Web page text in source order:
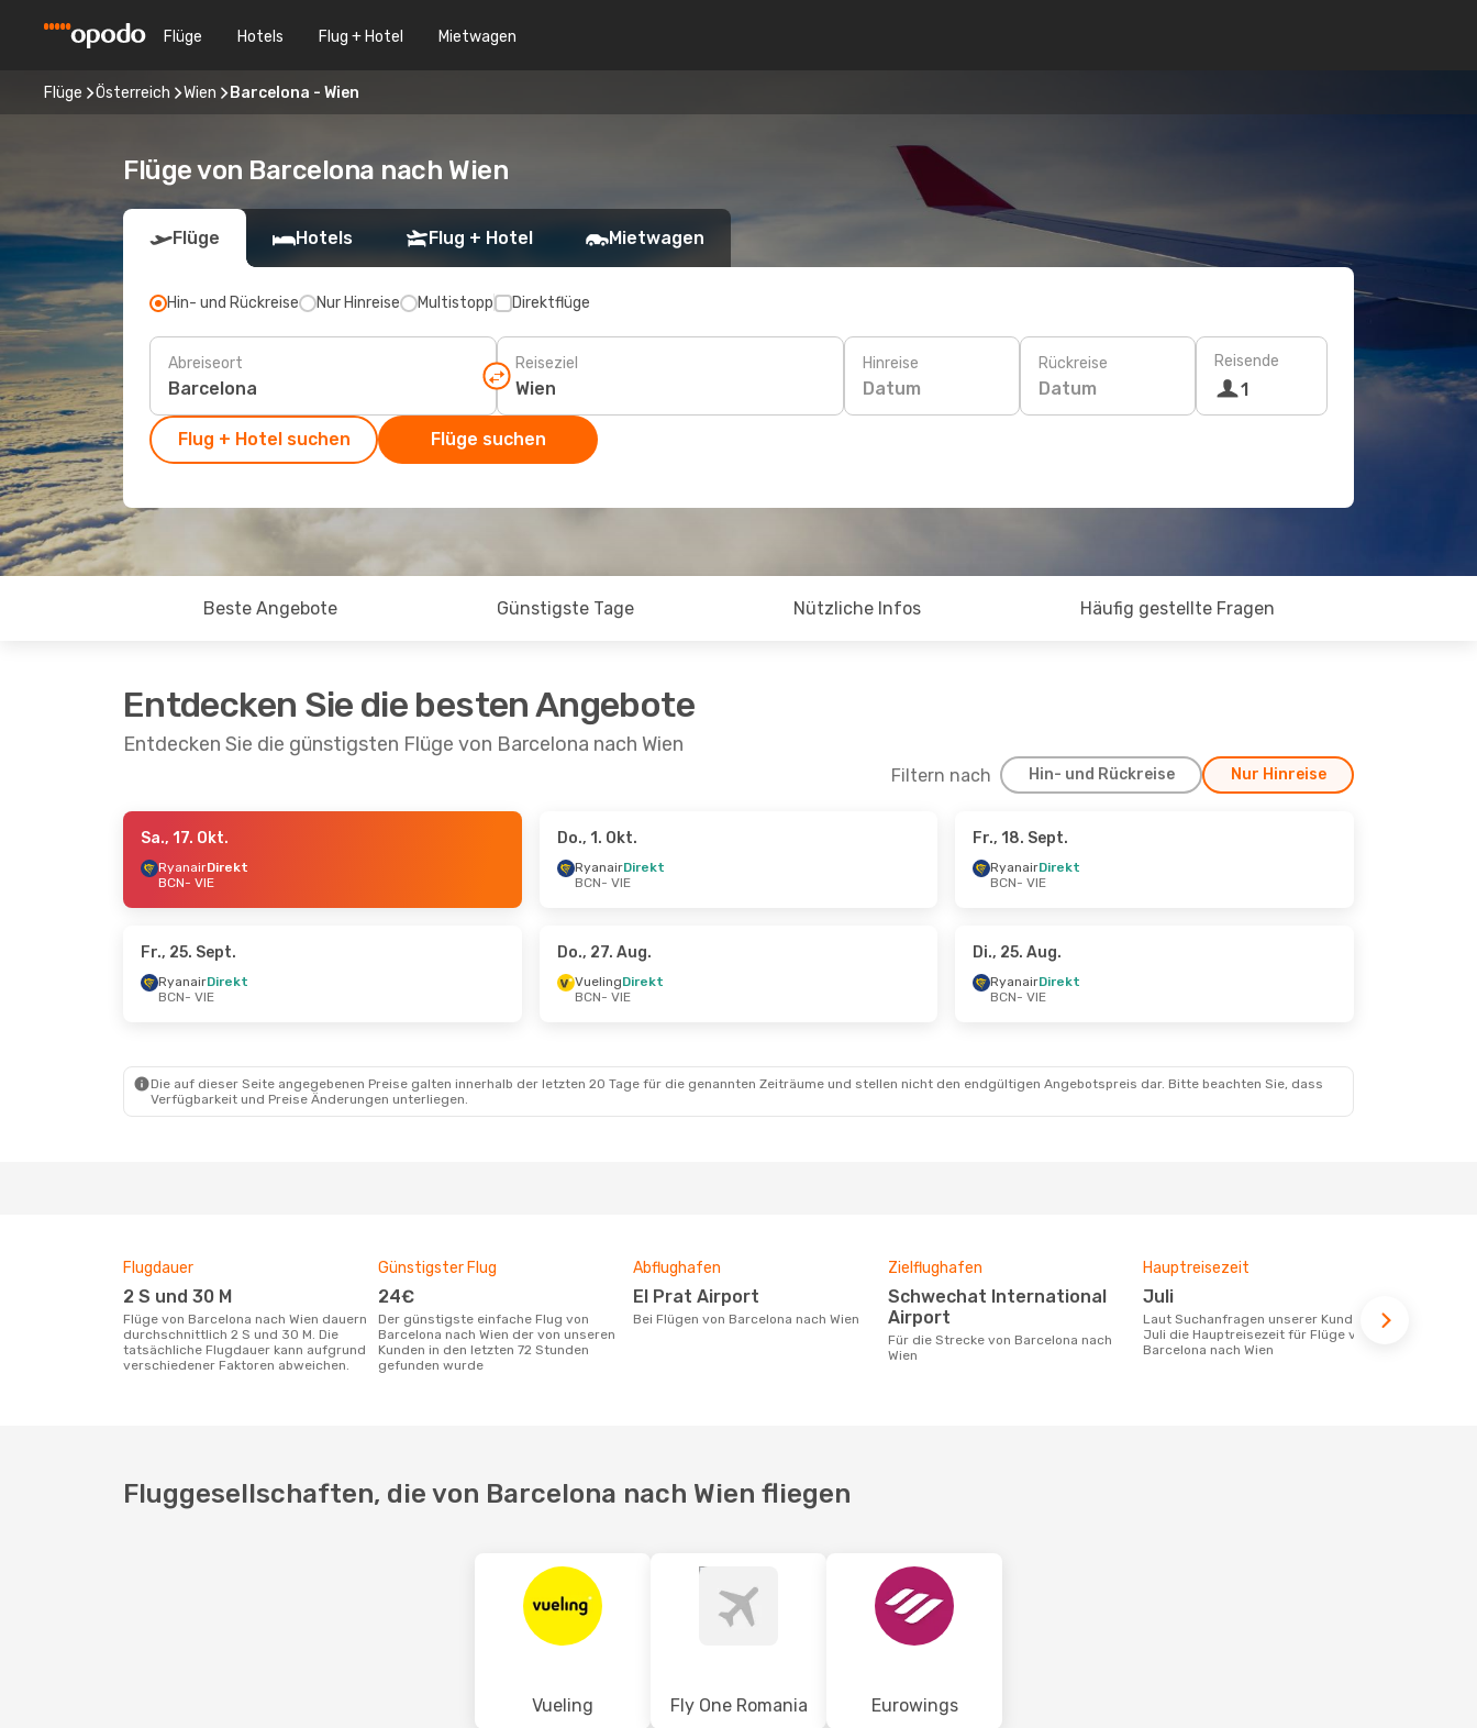
Flüge Hotels Flug + Hotel Mietwagen
Flüge Österreich Wien Barcelona - Wien
Flüge von Barcelona nach Wien
Flüge Hotels Flug + Hotel Mietwagen
Hin- und Rückreise Nur Hinreise Multistopp Direktflüge
Abreiseort Reiseziel Hinreise
Datum
Rückreise
Datum
Reisende
1
Flug + Hotel suchen Flüge suchen
Beste Angebote Günstigste Tage Nützliche Infos Häufig gestellte Fragen
Entdecken Sie die besten Angebote
Entdecken Sie die günstigsten Flüge von Barcelona nach Wien
Filtern nach Hin- und Rückreise Nur Hinreise
- Mi., 30. Sept. - Sa., 10. Okt. - Sa., 17. Okt.
- Mo., 7. Sept. - Sa., 19. Sept.
VIE
- BCN
- Mi., 26. Aug.
- BCN
Sa., 17. Okt.
RyanairDirekt
BCN- VIE
Do., 1. Okt.
RyanairDirekt
BCN- VIE
Fr., 18. Sept.
RyanairDirekt
BCN- VIE
Fr., 25. Sept.
RyanairDirekt
BCN- VIE
Do., 27. Aug.
VuelingDirekt
BCN- VIE
Di., 25. Aug.
RyanairDirekt
BCN- VIE
Die auf dieser Seite angegebenen Preise galten innerhalb der letzten 20 Tage für die genannten Zeiträume und stellen nicht den endgültigen Angebotspreis dar. Bitte beachten Sie, dass
Verfügbarkeit und Preise Änderungen unterliegen.
Flugdauer
2 S und 30 M
Flüge von Barcelona nach Wien dauern
durchschnittlich 2 S und 30 M. Die
tatsächliche Flugdauer kann aufgrund
verschiedener Faktoren abweichen.
Günstigster Flug
24€
Der günstigste einfache Flug von
Barcelona nach Wien der von unseren
Kunden in den letzten 72 Stunden
gefunden wurde
Abflughafen
El Prat Airport
Bei Flügen von Barcelona nach Wien
Zielflughafen
Schwechat International
Airport
Für die Strecke von Barcelona nach
Wien
Hauptreisezeit
Juli
Laut Suchanfragen unserer Kunden ist
Juli die Hauptreisezeit für Flüge von
Barcelona nach Wien
Fluggesellschaften, die von Barcelona nach Wien fliegen
Vueling Fly One Romania Eurowings